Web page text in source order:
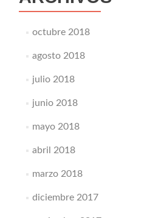
octubre 2018
agosto 2018
julio 2018
junio 2018
mayo 2018
abril 2018
marzo 2018
diciembre 2017